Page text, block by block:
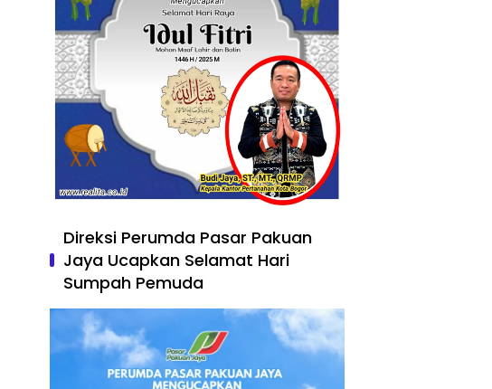
Direksi Perumda Pasar Pakuan
Jaya Ucapkan Selamat Hari
Sumpah Pemuda